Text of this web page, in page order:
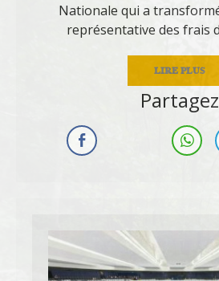
Nationale qui a
représentative des frais
LIRE PLUS
Partagez